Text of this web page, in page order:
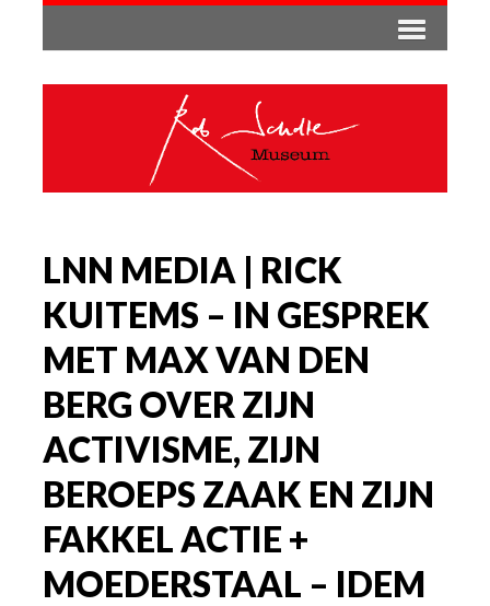
LNN MEDIA | RICK
KUITEMS – IN GESPREK
MET MAX VAN DEN
BERG OVER ZIJN
ACTIVISME, ZIJN
BEROEPS ZAAK EN ZIJN
FAKKEL ACTIE +
MOEDERSTAAL – IDEM